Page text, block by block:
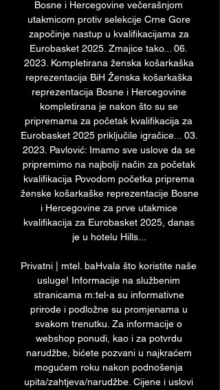
Bosne i Hercegovine večerašnjom
utakmicom protiv selekcije Crne Gore
započinje nastup u kvalifikacijama za
Eurobasket 2025. Zmajice tako... 06.
2023. Kompletirana ženska košarkaška
reprezentacija BiH Ženska košarkaška
reprezentacija Bosne i Hercegovine
kompletirana je nakon što su se
pripremama za početak kvalifikacija za
Eurobasket 2025 priključile igračice... 03.
2023. Pavlović: Imamo sve uslove da se
pripremimo na najbolji način za početak
kvalifikacija Povodom početka priprema
ženske košarkaške reprezentacije Bosne
i Hercegovine za prve utakmice
kvalifikacija za Eurobasket 2025, danas
je u hotelu Hills...
Privatni | mtel. baHvala što koristite naše
usluge! Informacije na službenim
stranicama m:tel-a su informativne
prirode i podložne su promjenama u
svakom trenutku. Za informacije o
webshop ponudi, kao i za potvrdu
narudžbe, bićete pozvani u najkraćem
mogućem roku nakon podnošenja
upita/zahtjeva/narudžbe. Cijene i uslovi